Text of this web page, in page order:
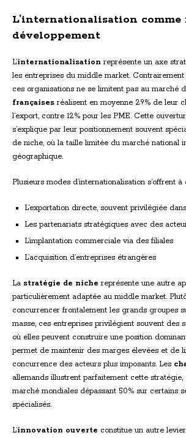
L’internationalisation comme
développement
L’internationalisation représente un axe
les entreprises du middle market.
ces organisations ne se limitent pas au marché
françaises réalisent en moyenne 29% de leur
l’export, contre 12% pour les PME. Cette
s’explique par leur positionnement souvent
de niche, où la taille limitée du marché national
géographique.
Plusieurs modes d’internationalisation s’offrent
L’exportation directe, souvent privilégiée
Les partenariats stratégiques avec des
L’implantation commerciale via des filiales
L’acquisition d’entreprises étrangères
La stratégie de niche représente une autre
particulièrement adaptée au middle market.
concurrencer frontalement les grands groupes
masse, ces entreprises privilégient souvent des
où elles peuvent construire une position
permet de maintenir des marges élevées et de
concurrence des acteurs plus imposants. Les
allemands illustrent parfaitement cette
marché mondiales dépassant 50% sur certains
spécialisés.
L’innovation ouverte constitue un autre